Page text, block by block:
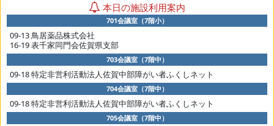
本日の施設利用案内
701会議室（7階小）
09-13 鳥居薬品株式会社
16-19 表千家同門会佐賀県支部
703会議室（7階中）
09-18 特定非営利活動法人佐賀中部障がい者ふくしネット
704会議室（7階中）
09-18 特定非営利活動法人佐賀中部障がい者ふくしネット
705会議室（7階中）